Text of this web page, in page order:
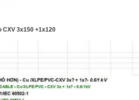
CXV 3x150 +1x120